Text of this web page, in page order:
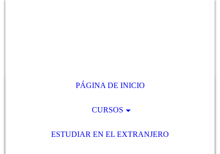
PÁGINA DE INICIO
CURSOS
ESTUDIAR EN EL EXTRANJERO